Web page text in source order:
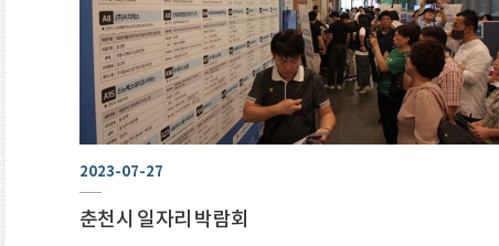
2023-07-27
춘천시 일자리 박람회